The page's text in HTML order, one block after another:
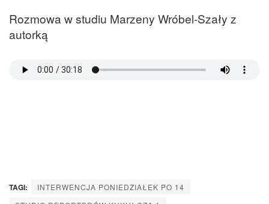
Rozmowa w studiu Marzeny Wróbel-Szały z
autorką
TAGI:
INTERWENCJA PONIEDZIAŁEK PO 14